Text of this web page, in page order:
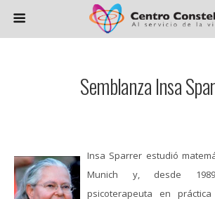
Semblanza Insa
Insa Sparrer estudió
Munich y, desde
psicoterapeuta en